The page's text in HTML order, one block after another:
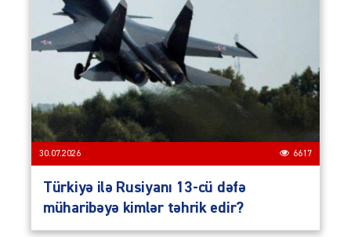
30.07.2026 6617
Türkiyə ilə Rusiyanı 13-cü dəfə
müharibəyə kimlər təhrik edir?